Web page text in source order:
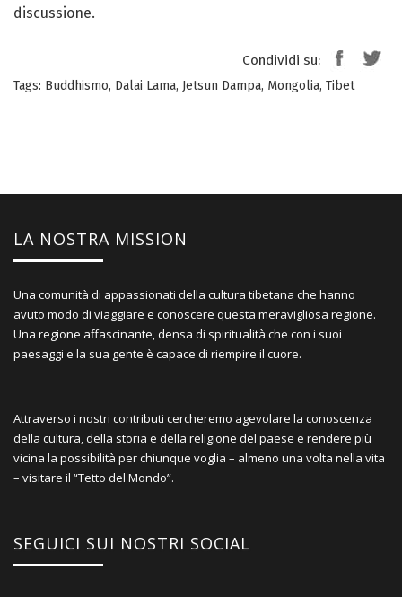
discussione.
Condividi su:
Tags: Buddhismo, Dalai Lama, Jetsun Dampa, Mongolia, Tibet
LA NOSTRA MISSION
Una comunità di appassionati della cultura tibetana che hanno
avuto modo di viaggiare e conoscere questa meravigliosa regione.
Una regione affascinante, densa di spiritualità che con i suoi
paesaggi e la sua gente è capace di riempire il cuore.
Attraverso i nostri contributi cercheremo agevolare la conoscenza
della cultura, della storia e della religione del paese e rendere più
vicina la possibilità per chiunque voglia – almeno una volta nella vita
– visitare il “Tetto del Mondo”.
SEGUICI SUI NOSTRI SOCIAL